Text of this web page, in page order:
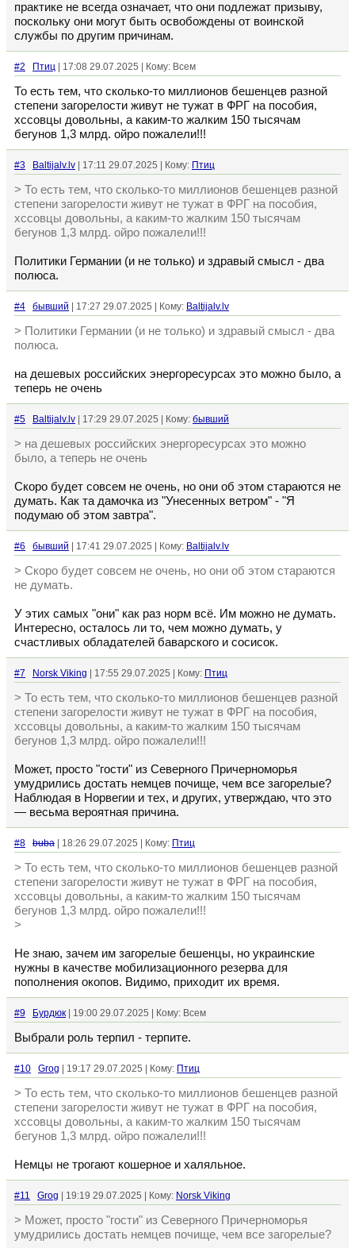
практике не всегда означает, что они подлежат призыву,
поскольку они могут быть освобождены от воинской
службы по другим причинам.
#2 Птиц | 17:08 29.07.2025 | Кому: Всем
То есть тем, что сколько-то миллионов бешенцев разной
степени загорелости живут не тужат в ФРГ на пособия,
хссовцы довольны, а каким-то жалким 150 тысячам
бегунов 1,3 млрд. ойро пожалели!!!
#3 Baltijalv.lv | 17:11 29.07.2025 | Кому: Птиц
> То есть тем, что сколько-то миллионов бешенцев разной
степени загорелости живут не тужат в ФРГ на пособия,
хссовцы довольны, а каким-то жалким 150 тысячам
бегунов 1,3 млрд. ойро пожалели!!!
Политики Германии (и не только) и здравый смысл - два
полюса.
#4 бывший | 17:27 29.07.2025 | Кому: Baltijalv.lv
> Политики Германии (и не только) и здравый смысл - два
полюса.
на дешевых российских энергоресурсах это можно было, а
теперь не очень
#5 Baltijalv.lv | 17:29 29.07.2025 | Кому: бывший
> на дешевых российских энергоресурсах это можно
было, а теперь не очень
Скоро будет совсем не очень, но они об этом стараются не
думать. Как та дамочка из "Унесенных ветром" - "Я
подумаю об этом завтра".
#6 бывший | 17:41 29.07.2025 | Кому: Baltijalv.lv
> Скоро будет совсем не очень, но они об этом стараются
не думать.
У этих самых "они" как раз норм всё. Им можно не думать.
Интересно, осталось ли то, чем можно думать, у
счастливых обладателей баварского и сосисок.
#7 Norsk Viking | 17:55 29.07.2025 | Кому: Птиц
> То есть тем, что сколько-то миллионов бешенцев разной
степени загорелости живут не тужат в ФРГ на пособия,
хссовцы довольны, а каким-то жалким 150 тысячам
бегунов 1,3 млрд. ойро пожалели!!!
Может, просто "гости" из Северного Причерноморья
умудрились достать немцев почище, чем все загорелые?
Наблюдая в Норвегии и тех, и других, утверждаю, что это
— весьма вероятная причина.
#8 buba | 18:26 29.07.2025 | Кому: Птиц
> То есть тем, что сколько-то миллионов бешенцев разной
степени загорелости живут не тужат в ФРГ на пособия,
хссовцы довольны, а каким-то жалким 150 тысячам
бегунов 1,3 млрд. ойро пожалели!!!
>
Не знаю, зачем им загорелые бешенцы, но украинские
нужны в качестве мобилизационного резерва для
пополнения окопов. Видимо, приходит их время.
#9 Бурдюк | 19:00 29.07.2025 | Кому: Всем
Выбрали роль терпил - терпите.
#10 Grog | 19:17 29.07.2025 | Кому: Птиц
> То есть тем, что сколько-то миллионов бешенцев разной
степени загорелости живут не тужат в ФРГ на пособия,
хссовцы довольны, а каким-то жалким 150 тысячам
бегунов 1,3 млрд. ойро пожалели!!!
Немцы не трогают кошерное и халяльное.
#11 Grog | 19:19 29.07.2025 | Кому: Norsk Viking
> Может, просто "гости" из Северного Причерноморья
умудрились достать немцев почище, чем все загорелые?